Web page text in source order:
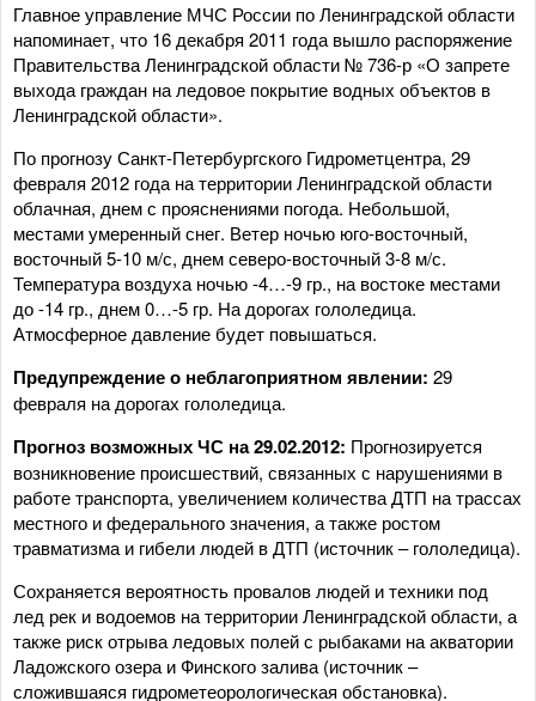
Главное управление МЧС России по Ленинградской области
напоминает, что 16 декабря 2011 года вышло распоряжение
Правительства Ленинградской области № 736-р «О запрете
выхода граждан на ледовое покрытие водных объектов в
Ленинградской области».
По прогнозу Санкт-Петербургского Гидрометцентра, 29
февраля 2012 года на территории Ленинградской области
облачная, днем с прояснениями погода. Небольшой,
местами умеренный снег. Ветер ночью юго-восточный,
восточный 5-10 м/с, днем северо-восточный 3-8 м/с.
Температура воздуха ночью -4…-9 гр., на востоке местами
до -14 гр., днем 0…-5 гр. На дорогах гололедица.
Атмосферное давление будет повышаться.
Предупреждение о неблагоприятном явлении: 29
февраля на дорогах гололедица.
Прогноз возможных ЧС на 29.02.2012: Прогнозируется
возникновение происшествий, связанных с нарушениями в
работе транспорта, увеличением количества ДТП на трассах
местного и федерального значения, а также ростом
травматизма и гибели людей в ДТП (источник – гололедица).
Сохраняется вероятность провалов людей и техники под
лед рек и водоемов на территории Ленинградской области, а
также риск отрыва ледовых полей с рыбаками на акватории
Ладожского озера и Финского залива (источник –
сложившаяся гидрометеорологическая обстановка).